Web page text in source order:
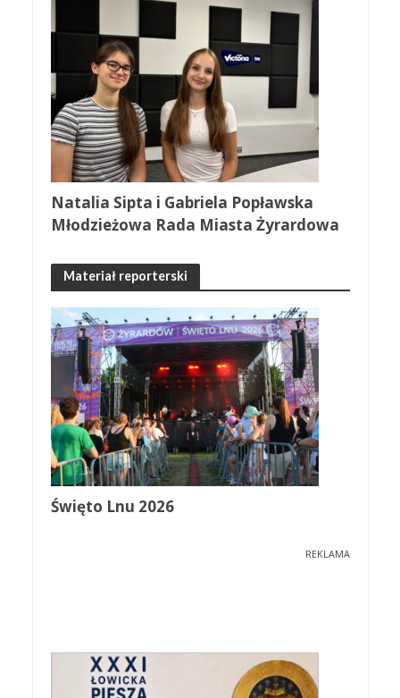
Natalia Sipta i Gabriela Popławska
Młodzieżowa Rada Miasta Żyrardowa
Materiał reporterski
Święto Lnu 2026
REKLAMA